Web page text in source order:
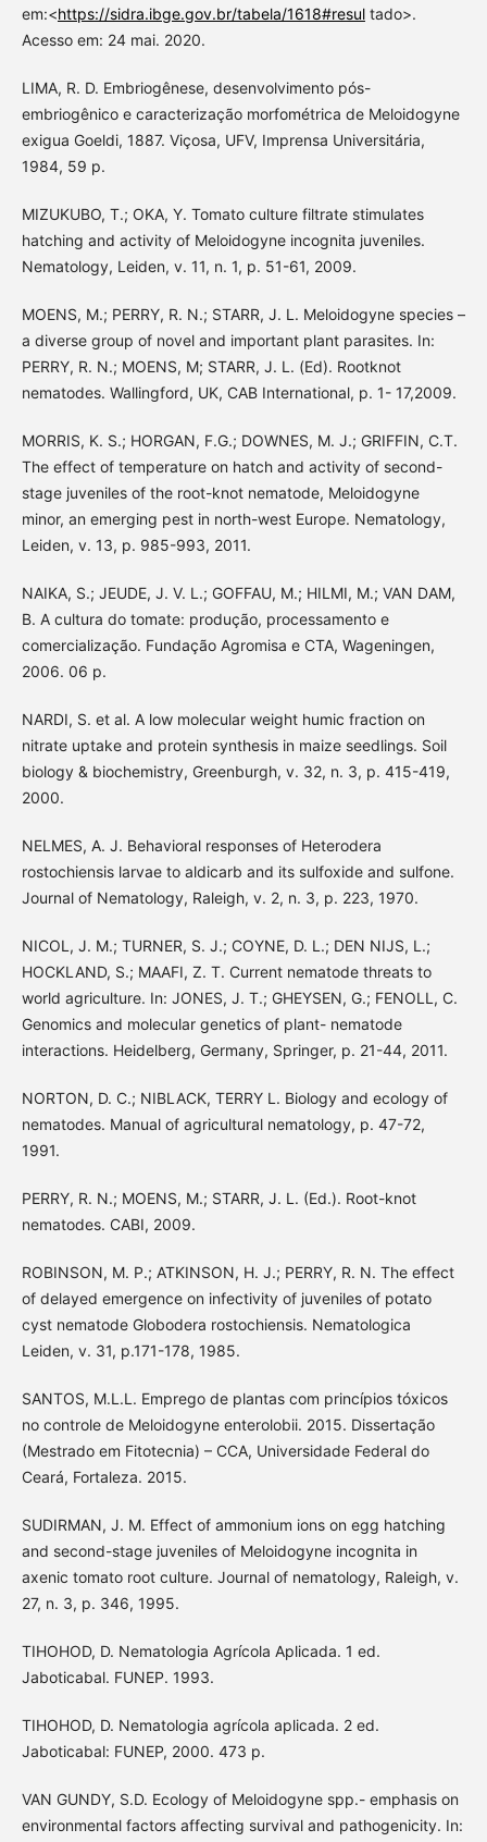
em:<https://sidra.ibge.gov.br/tabela/1618#resultado>.
Acesso em: 24 mai. 2020.
LIMA, R. D. Embriogênese, desenvolvimento pós-
embriogênico e caracterização morfométrica de Meloidogyne
exigua Goeldi, 1887. Viçosa, UFV, Imprensa Universitária,
1984, 59 p.
MIZUKUBO, T.; OKA, Y. Tomato culture filtrate stimulates
hatching and activity of Meloidogyne incognita juveniles.
Nematology, Leiden, v. 11, n. 1, p. 51-61, 2009.
MOENS, M.; PERRY, R. N.; STARR, J. L. Meloidogyne species –
a diverse group of novel and important plant parasites. In:
PERRY, R. N.; MOENS, M; STARR, J. L. (Ed). Rootknot
nematodes. Wallingford, UK, CAB International, p. 1- 17,2009.
MORRIS, K. S.; HORGAN, F.G.; DOWNES, M. J.; GRIFFIN, C.T.
The effect of temperature on hatch and activity of second-
stage juveniles of the root-knot nematode, Meloidogyne
minor, an emerging pest in north-west Europe. Nematology,
Leiden, v. 13, p. 985-993, 2011.
NAIKA, S.; JEUDE, J. V. L.; GOFFAU, M.; HILMI, M.; VAN DAM,
B. A cultura do tomate: produção, processamento e
comercialização. Fundação Agromisa e CTA, Wageningen,
2006. 06 p.
NARDI, S. et al. A low molecular weight humic fraction on
nitrate uptake and protein synthesis in maize seedlings. Soil
biology & biochemistry, Greenburgh, v. 32, n. 3, p. 415-419,
2000.
NELMES, A. J. Behavioral responses of Heterodera
rostochiensis larvae to aldicarb and its sulfoxide and sulfone.
Journal of Nematology, Raleigh, v. 2, n. 3, p. 223, 1970.
NICOL, J. M.; TURNER, S. J.; COYNE, D. L.; DEN NIJS, L.;
HOCKLAND, S.; MAAFI, Z. T. Current nematode threats to
world agriculture. In: JONES, J. T.; GHEYSEN, G.; FENOLL, C.
Genomics and molecular genetics of plant- nematode
interactions. Heidelberg, Germany, Springer, p. 21-44, 2011.
NORTON, D. C.; NIBLACK, TERRY L. Biology and ecology of
nematodes. Manual of agricultural nematology, p. 47-72,
1991.
PERRY, R. N.; MOENS, M.; STARR, J. L. (Ed.). Root-knot
nematodes. CABI, 2009.
ROBINSON, M. P.; ATKINSON, H. J.; PERRY, R. N. The effect
of delayed emergence on infectivity of juveniles of potato
cyst nematode Globodera rostochiensis. Nematologica
Leiden, v. 31, p.171-178, 1985.
SANTOS, M.L.L. Emprego de plantas com princípios tóxicos
no controle de Meloidogyne enterolobii. 2015. Dissertação
(Mestrado em Fitotecnia) – CCA, Universidade Federal do
Ceará, Fortaleza. 2015.
SUDIRMAN, J. M. Effect of ammonium ions on egg hatching
and second-stage juveniles of Meloidogyne incognita in
axenic tomato root culture. Journal of nematology, Raleigh, v.
27, n. 3, p. 346, 1995.
TIHOHOD, D. Nematologia Agrícola Aplicada. 1 ed.
Jaboticabal. FUNEP. 1993.
TIHOHOD, D. Nematologia agrícola aplicada. 2 ed.
Jaboticabal: FUNEP, 2000. 473 p.
VAN GUNDY, S.D. Ecology of Meloidogyne spp.- emphasis on
environmental factors affecting survival and pathogenicity. In: